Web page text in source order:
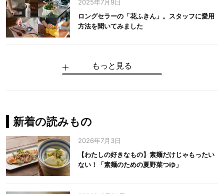
2025年7月9日
ロングセラーの「花ふきん」。スタッフに愛用
方法を聞いてみました
手仕事だからできる“いいもの”を作り続ける。
麻の老舗が届けたい、麻の魅力をのせた衣「中
中川政七商店の謎を解く、6つの問いと1つの答
100年先の日本に工芸があるように。中川政七
中川政七商店スタッフが綴る「今日も、土鍋ま
【わたしの好きなもの】素麺だけじゃもったい
もっと見る
新着の読みもの
2026年7月3日
【わたしの好きなもの】素麺だけじゃもったい
ない！「素麺のための夏野菜つゆ」